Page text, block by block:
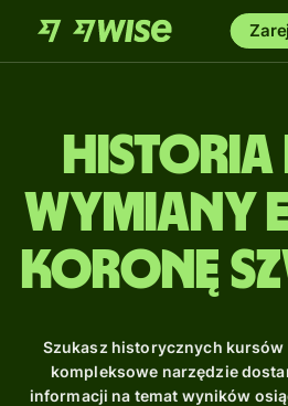
Historia
wymiany
koronę
Szukasz historycznych kursów
kompleksowe narzędzie
informacji na temat wyników